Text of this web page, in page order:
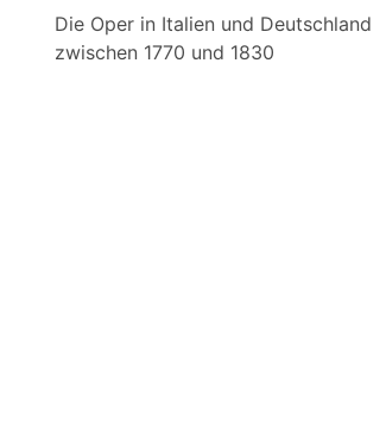
Die Oper in Italien und Deutschland
zwischen 1770 und 1830